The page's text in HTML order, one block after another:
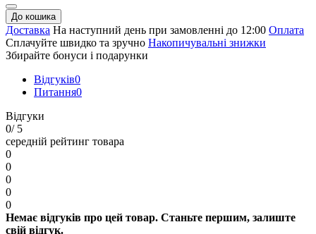
До кошика
Доставка На наступний день при замовленні до 12:00 Оплата
Сплачуйте швидко та зручно Накопичувальні знижки
Збирайте бонуси і подарунки
Відгуків0
Питання0
Відгуки
0/ 5
середній рейтинг товара
0
0
0
0
0
Немає відгуків про цей товар. Станьте першим, залиште
свій відгук.